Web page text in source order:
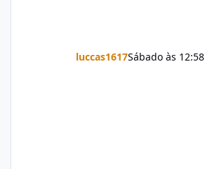
luccas1617Sábado às 12:58